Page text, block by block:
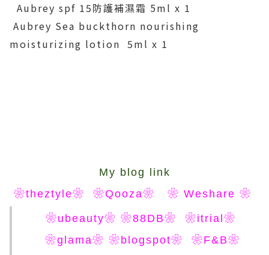
Aubrey spf 15防護補濕霜 5ml x 1
Aubrey Sea buckthorn nourishing
moisturizing lotion 5ml x 1
My blog link
❀theztyle❀
❀Qooza❀ ❀ Weshare ❀
❀ubeauty❀ ❀88DB❀
❀itrial❀
❀glama❀ ❀blogspot❀
❀F&B❀